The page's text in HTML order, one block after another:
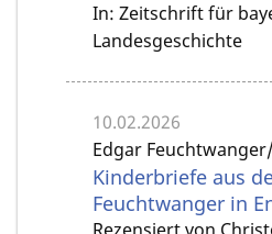
In: Zeitschrift für
Landesgeschichte
10.02.2026
Edgar
Kinderbriefe aus
Feuchtwanger in